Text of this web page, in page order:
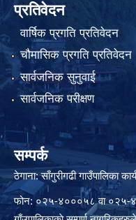
प्रतिवेदन
वार्षिक प्रगति प्रतिवेदन
चौमासिक प्रगति प्रतिवेदन
सार्वजनिक सुनुवाई
सार्वजनिक परीक्षण
सम्पर्क
ठेगाना: साँगुरीगढी गाउँपालिका
फोन: ०२५-४०००५८